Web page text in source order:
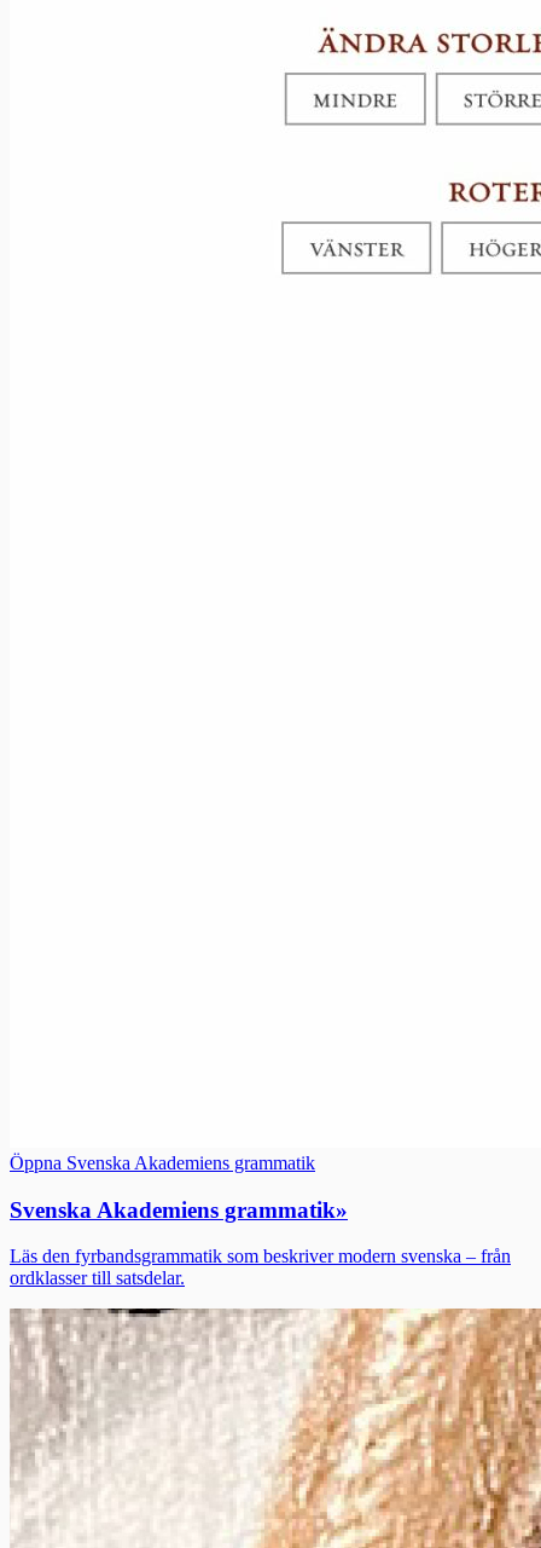
Öppna Svenska Akademiens grammatik
Svenska Akademiens grammatik»
Läs den fyrbandsgrammatik som beskriver modern svenska – från
ordklasser till satsdelar.